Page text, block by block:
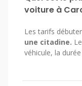
voiture à
Les tarifs
une citadine.
véhicule, la